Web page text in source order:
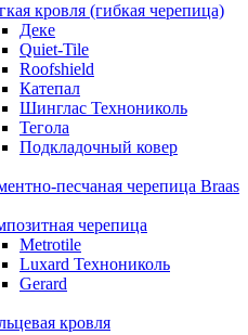
кровля (гибкая черепица)
Деке
Quiet-Tile
Roofshield
Катепал
Шинглас Технониколь
Тегола
Подкладочный ковер
песчаная черепица Braas
черепица
Metrotile
Luxard Технониколь
Gerard
кровля